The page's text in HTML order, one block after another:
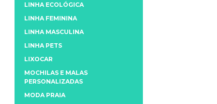
LINHA ECOLÓGICA
LINHA FEMININA
LINHA MASCULINA
LINHA PETS
LIXOCAR
MOCHILAS E MALAS
PERSONALIZADAS
MODA PRAIA